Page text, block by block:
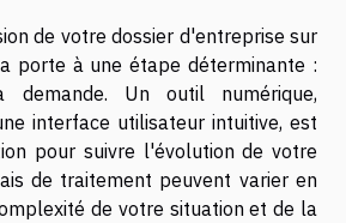
de votre dossier d'entreprise sur
porte à une étape déterminante :
Un outil numérique,
interface utilisateur intuitive, est
pour suivre l'évolution de votre
de traitement peuvent varier en
de votre situation et de la